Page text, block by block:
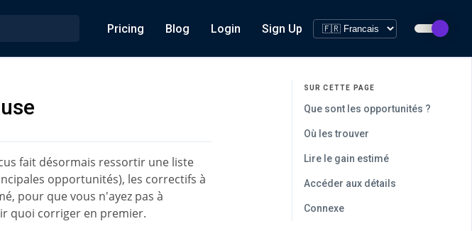
Pricing Blog Login Sign Up
fait désormais ressortir une liste
opportunités), les correctifs à
pour que vous n'ayez pas à
quoi corriger en premier.
SUR CETTE PAGE
Que sont les opportunités ?
Où les trouver
Lire le gain estimé
Accéder aux détails
Connexe